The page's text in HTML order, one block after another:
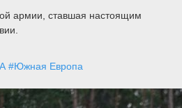
армии, ставшая настоящим
#Южная Европа